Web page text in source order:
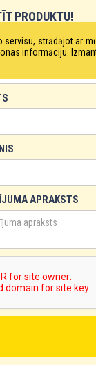
PRODUKTU!
APRAKSTS
strādājot ar
informāciju.